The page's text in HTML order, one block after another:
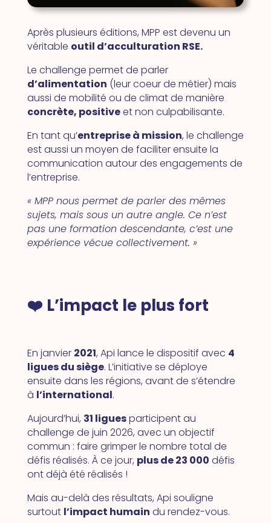
Après plusieurs éditions, MPP est devenu un
véritable outil d’acculturation RSE.
Le challenge permet de parler
d’alimentation (leur coeur de métier) mais
aussi de mobilité ou de climat de manière
concrète, positiveet non culpabilisante.
En tant qu’entreprise à mission, le challenge
est aussi un moyen de faciliter ensuite la
communication autour des engagements de
l’entreprise.
« MPP nous permet de parler des mêmes
sujets, mais sous un autre angle. Ce n’est
pas une formation descendante, c’est une
expérience vécue collectivement. »
❤️ L’impact le plus fort
En janvier 2021, Api lance le dispositif avec 4
ligues du siège. L’initiative se déploye
ensuite dans les régions, avant de s’étendre
à l’international.
Aujourd’hui, 31 liguesparticipent au
challenge de juin 2026, avec un objectif
commun : faire grimper le nombre total de
défis réalisés. À ce jour, plus de 23 000 défis
ont déjà été réalisés !
Mais au-delà des résultats, Api souligne
surtout l’impact humain du rendez-vous.